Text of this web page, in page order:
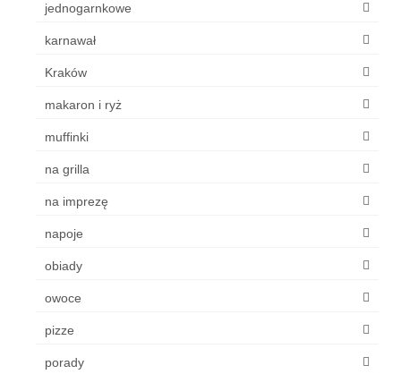
jednogarnkowe
karnawał
Kraków
makaron i ryż
muffinki
na grilla
na imprezę
napoje
obiady
owoce
pizze
porady